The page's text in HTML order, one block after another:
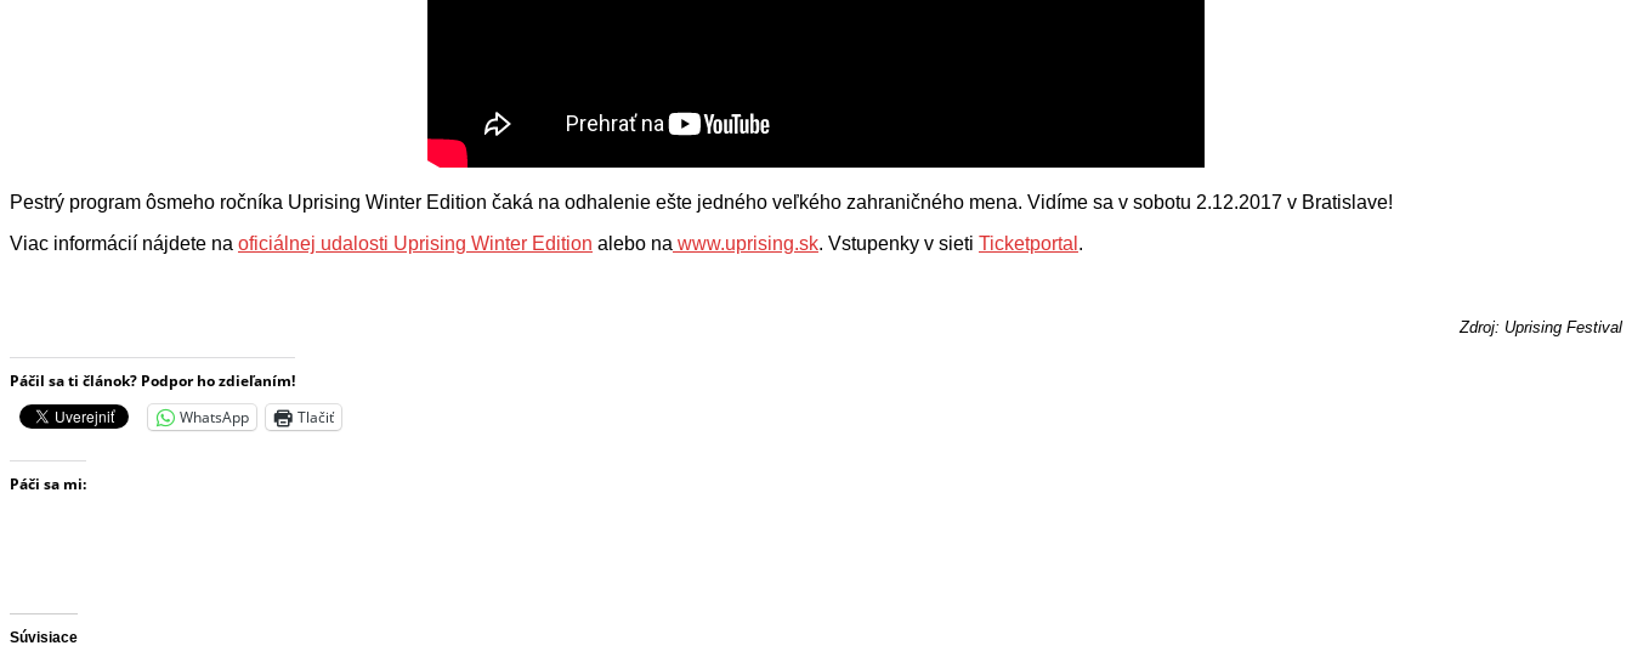
Pestrý program ôsmeho ročníka Uprising Winter Edition čaká na odhalenie ešte jedného veľkého zahraničného mena. Vidíme sa v sobotu 2.12.2017 v Bratislave!
Viac informácií nájdete na oficiálnej udalosti Uprising Winter Edition alebo na www.uprising.sk. Vstupenky v sieti Ticketportal .
Zdroj: Uprising Festival
Páčil sa ti článok? Podpor ho zdieľaním!
WhatsApp
Tlačiť
Páči sa mi:
Súvisiace